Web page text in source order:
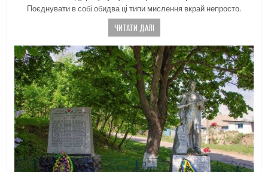
Поєднувати в собі обидва ці типи мислення вкрай непросто.
ЧИТАТИ ДАЛІ